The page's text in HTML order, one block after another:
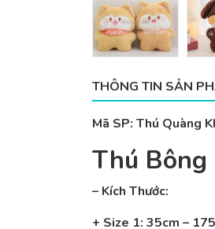
THÔNG TIN SẢN
Mã SP: Thú Quàng
Thú Bông
– Kích Thước:
+ Size 1: 35cm –